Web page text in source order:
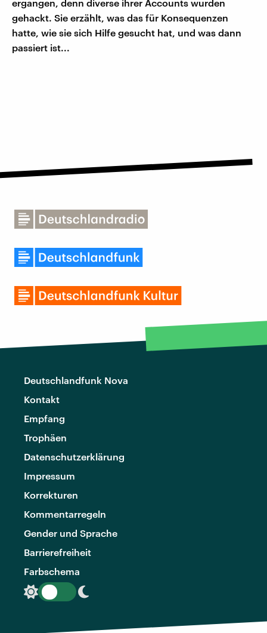
ergangen, denn diverse ihrer Accounts wurden
gehackt. Sie erzählt, was das für Konsequenzen
hatte, wie sie sich Hilfe gesucht hat, und was dann
passiert ist...
Deutschlandfunk Nova
Kontakt
Empfang
Trophäen
Datenschutzerklärung
Impressum
Korrekturen
Kommentarregeln
Gender und Sprache
Barrierefreiheit
Farbschema